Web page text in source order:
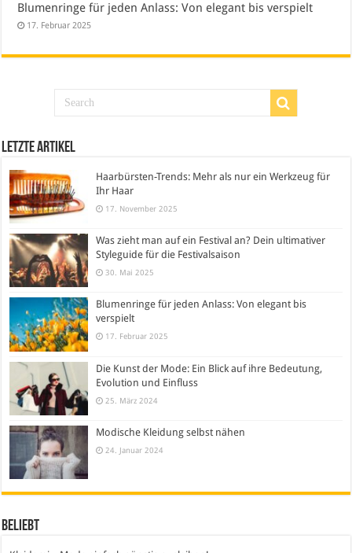
Blumenringe für jeden Anlass: Von elegant bis verspielt
17. Februar 2025
Letzte Artikel
Haarbürsten-Trends: Mehr als nur ein Werkzeug für
Ihr Haar
17. November 2025
Was zieht man auf ein Festival an? Dein ultimativer
Styleguide für die Festivalsaison
30. Mai 2025
Blumenringe für jeden Anlass: Von elegant bis
verspielt
17. Februar 2025
Die Kunst der Mode: Ein Blick auf ihre Bedeutung,
Evolution und Einfluss
25. März 2024
Modische Kleidung selbst nähen
24. Januar 2024
Beliebt